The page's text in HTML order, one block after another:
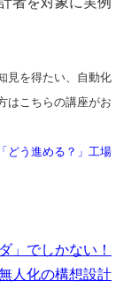
見を得たい、自動化
はこちらの講座がお
どう進める？」工場
」でしかない！
人化の構想設計